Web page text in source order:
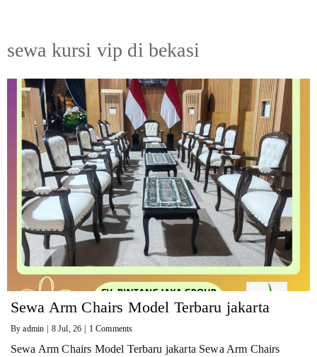
sewa kursi vip di bekasi
Sewa Arm Chairs Model Terbaru jakarta
Byadmin | 8 Jul, 26 | 1 Comments
Sewa Arm Chairs Model Terbaru jakarta Sewa Arm Chairs